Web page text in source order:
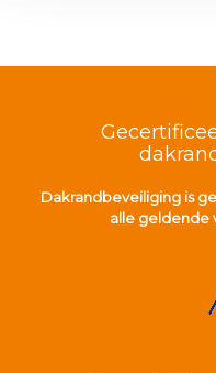
Dakrandbeveiliging is
alle geldende